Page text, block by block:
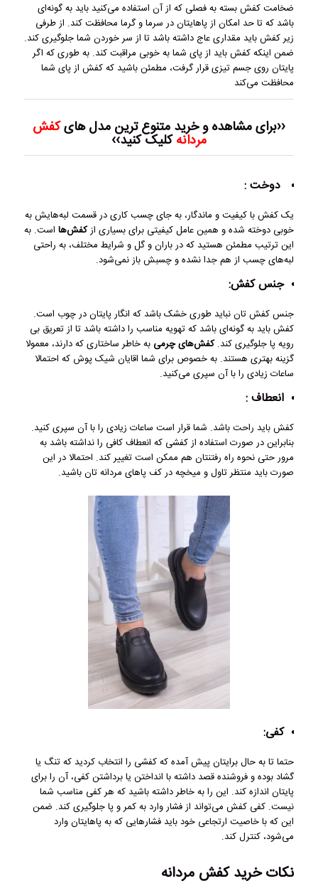
ضخامت کفش بسته به فصلی که از آن استفاده می‌کنید باید به گونه‌ای
باشد که تا حد امکان از پاهایتان در سرما و گرما محافظت کند. از طرفی
زیر کفش باید مقداری عاج داشته باشد تا از سر خوردن شما جلوگیری کند.
ضمن اینکه کفش باید از پای شما به خوبی مراقبت کند. به طوری که اگر
پایتان روی جسم تیزی قرار گرفت، مطمئن باشید که کفش از پای شما
محافظت می‌کند
‹‹برای مشاهده و خرید متنوع ترین مدل هایکفش
مردانهکلیک کنید››
دوخت :
یک کفش با کیفیت و ماندگار، به جای چسب کاری در قسمت لبه‌هایش به
خوبی دوخته شده و همین عامل کیفیتی برای بسیاری ازکفش‌هااست. به
این ترتیب مطمئن هستید که در باران و گل و شرایط مختلف، به راحتی
لبه‌های چسب از هم جدا نشده و چسبش باز نمی‌شود.
جنس کفش:
جنس کفش تان نباید طوری خشک باشد که انگار پایتان در چوب است.
کفش باید به گونه‌ای باشد که تهویه مناسب را داشته باشد تا از تعریق بی
‌رویه پا جلوگیری کند.کفش‌های چرمی به خاطر ساختاری که دارند، معمولا
گزینه بهتری هستند. به خصوص برای شما اقایان شیک پوش که احتمالا
ساعات زیادی را با آن سپری می‌کنید.
انعطاف :
کفش باید راحت باشد. شما قرار است ساعات زیادی را با آن سپری کنید.
بنابراین در صورت استفاده از کفشی که انعطاف کافی را نداشته باشد به
مرور حتی نحوه راه رفتنتان هم ممکن است تغییر کند. احتمالا در این
صورت باید منتظر تاول و میخچه در کف پاهای مردانه ‌تان باشید.
کفی:
حتما تا به حال برایتان پیش آمده که کفشی را انتخاب کردید که تنگ یا
گشاد بوده و فروشنده قصد داشته با انداختن یا برداشتن کفی، آن را برای
پایتان اندازه کند. این را به خاطر داشته باشید که هر کفی مناسب شما
نیست. کفی کفش می‌تواند از فشار وارد به کمر و پا جلوگیری کند. ضمن
این که با خاصیت ارتجاعی خود باید فشارهایی که به پاهایتان وارد
می‌شود، کنترل کند.
نکات خرید کفش مردانه